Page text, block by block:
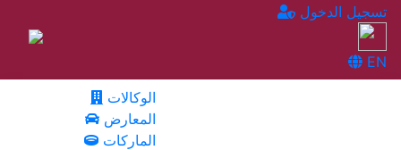
تسجيل الدخول
EN
الوكالات
المعارض
الماركات